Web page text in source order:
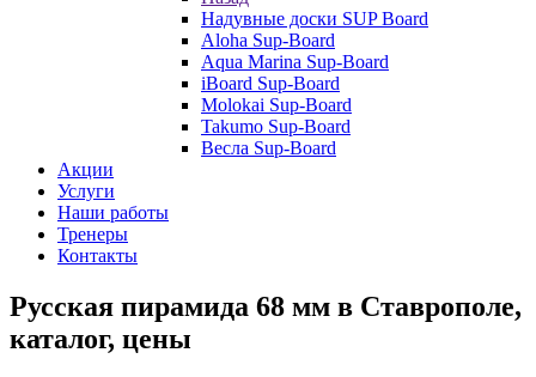
Надувные доски SUP Board
Aloha Sup-Board
Aqua Marina Sup-Board
iBoard Sup-Board
Molokai Sup-Board
Takumo Sup-Board
Весла Sup-Board
Акции
Услуги
Наши работы
Тренеры
Контакты
Русская пирамида 68 мм в Ставрополе,
каталог, цены